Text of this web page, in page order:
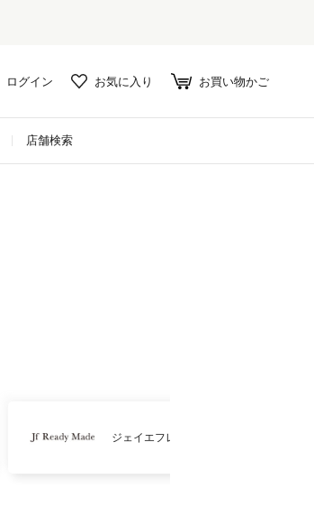
ログイン お気に入り お買い物かご
店舗検索
ジェイエフレディメイド